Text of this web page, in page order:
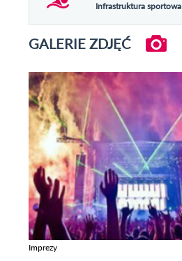
Infrastruktura sportowa
GALERIE ZDJĘĆ
Imprezy